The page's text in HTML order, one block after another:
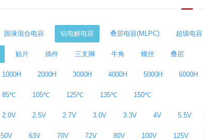
固液混合电容 铝电解电容 叠层电容(MLPC) 超级电容
贴片 插件 三支脚 牛角 螺丝 叠层
1000H 2000H 3000H 4000H 5000H 6000H
85℃ 105℃ 125℃ 135℃ 150℃
2.0V 2.5V 2.7V 3.0V 3.3V 4V 5.5V
50V 63V 70V 72V 80V 100V 125V